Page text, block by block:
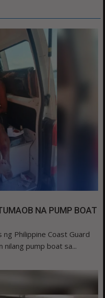
NA PUMP BOAT
ng Philippine Coast Guard
nilang pump boat sa...